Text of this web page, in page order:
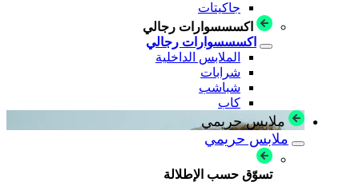
جاكيتات
اكسسسوارات رجالي
اكسسسوارات رجالي
الملابس الداخلية
شرابات
شباشب
كاب
ملابس حريمي
ملابس حريمي
تسوّق حسب الإطلالة